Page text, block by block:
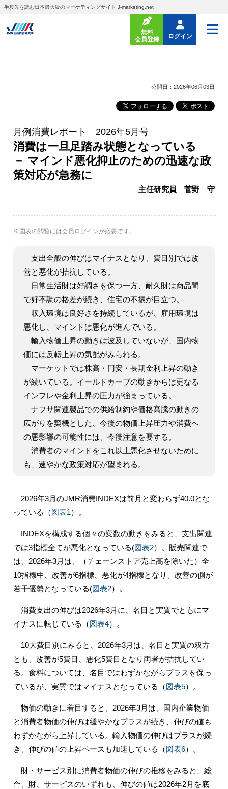
半歩先を読む日本最大級のマーケティングサイト J-marketing.net
無料
会員登録
ログイン
公開日：2026年06月03日
月例消費レポート 2026年5月号
消費は一旦足踏み状態となっている
－ マインド悪化抑止のための迅速な政
策対応が急務に
主任研究員 菅野 守
※図表の閲覧には会員ログインが必要です。
支出全般の伸びはマイナスとなり、費目別では改
善と悪化が拮抗している。
日常生活財は好調さを保つ一方、耐久財は商品間
で好不調の格差が続き、住宅の不振が目立つ。
収入環境は良好さを持続しているが、雇用環境は
悪化し、マインドは悪化が進んでいる。
輸入物価上昇の動きは波及していないが、国内物
価には反転上昇の気配がみられる。
マーケットでは株高・円安・長期金利上昇の動き
が続いている。イールドカーブの動きからは更なる
インフレや金利上昇の圧力が強まっている。
ナフサ関連製品での供給制約や価格高騰の動きの
広がりを契機とした、今後の物価上昇圧力や消費へ
の悪影響の可能性には、今後注意を要する。
消費者のマインドをこれ以上悪化させないために
も、速やかな政策対応が望まれる。
2026年3月のJMR消費INDEXは前月と変わらず40.0とな
っている（図表1）。
INDEXを構成する個々の変数の動きをみると、支出関連
では3指標全てが悪化となっている(図表2）。販売関連で
は、2026年3月は、（チェーンストア売上高を除いた）全
10指標中、改善が6指標、悪化が4指標となり、改善の側が
若干優勢となっている(図表2）。
消費支出の伸びは2026年3月に、名目と実質でともにマ
イナスに転じている（図表4）。
10大費目別にみると、2026年3月は、名目と実質の双方
とも、改善が5費目、悪化5費目となり両者が拮抗してい
る。食料については、名目ではわずかながらプラスを保っ
ているが、実質ではマイナスとなっている（図表5）。
物価の動きに着目すると、2026年3月は、国内企業物価
と消費者物価の伸びは緩やかなプラスが続き、伸びの値も
わずかながら上昇している。輸入物価の伸びはプラスが続
き、伸びの値の上昇ペースも加速している（図表6）。
財・サービス別に消費者物価の伸びの推移をみると、総
合、財、サービスのいずれも、伸びの値は2026年2月を底